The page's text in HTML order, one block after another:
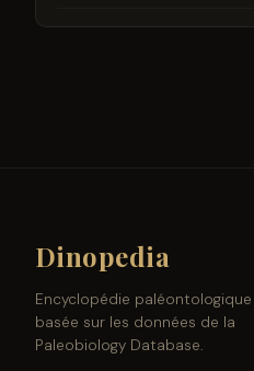
Dinopedia
Encyclopédie paléontologique
basée sur les données de la
Paleobiology Database.